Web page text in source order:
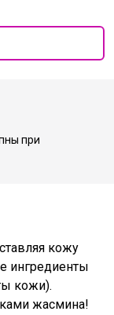
при
кожу
ингредиенты
кожи).
жасмина!